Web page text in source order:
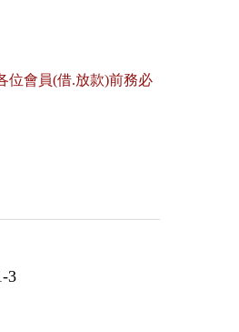
位會員(借.放款)前務必
3